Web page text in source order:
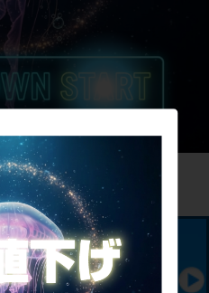
取サービス